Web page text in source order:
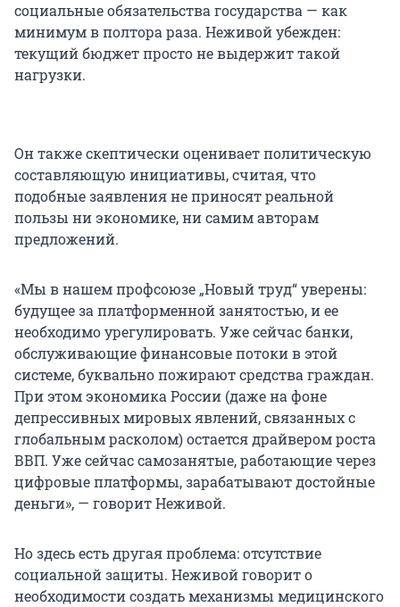
социальные обязательства государства — как
минимум в полтора раза. Неживой убежден:
текущий бюджет просто не выдержит такой
нагрузки.
Он также скептически оценивает политическую
составляющую инициативы, считая, что
подобные заявления не приносят реальной
пользы ни экономике, ни самим авторам
предложений.
«Мы в нашем профсоюзе „Новый труд“ уверены:
будущее за платформенной занятостью, и ее
необходимо урегулировать. Уже сейчас банки,
обслуживающие финансовые потоки в этой
системе, буквально пожирают средства граждан.
При этом экономика России (даже на фоне
депрессивных мировых явлений, связанных с
глобальным расколом) остается драйвером роста
ВВП. Уже сейчас самозанятые, работающие через
цифровые платформы, зарабатывают достойные
деньги», — говорит Неживой.
Но здесь есть другая проблема: отсутствие
социальной защиты. Неживой говорит о
необходимости создать механизмы медицинского